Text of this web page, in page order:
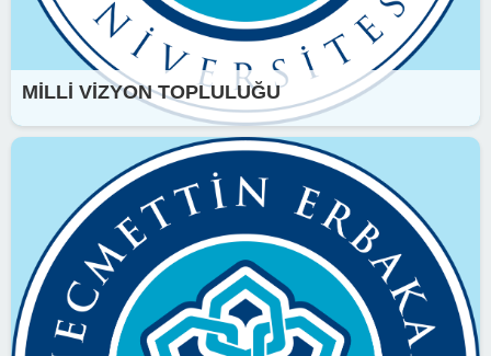
MİLLİ VİZYON TOPLULUĞU